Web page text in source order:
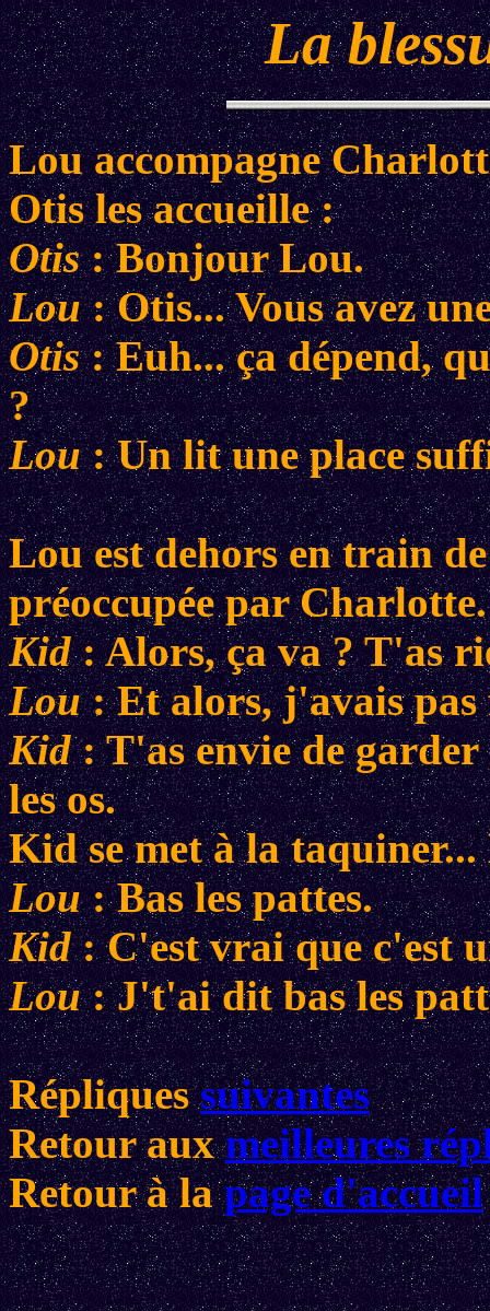
La
Lou accompagne
Otis les accueille :
Otis: Bonjour Lou.
Lou: Otis... Vous avez
Otis: Euh... ça dépend,
?
Lou: Un lit une place
Lou est dehors en train
préoccupée par
Kid: Alors, ça va ? T'as
Lou: Et alors, j'avais pas
Kid: T'as envie de garder
les os.
Kid se met à la
Lou: Bas les pattes.
Kid: C'est vrai que c'est
Lou: J't'ai dit bas les
Répliquessuivantes
Retour auxmeilleures
Retour à lapage d'accueil